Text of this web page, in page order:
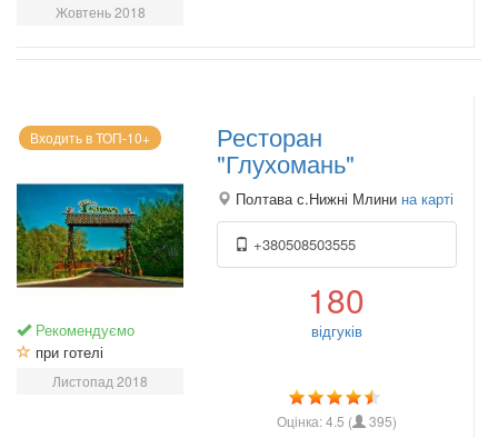
Жовтень 2018
Входить в ТОП-10+
Рекомендуємо
при готелі
Листопад 2018
Ресторан
"Глухомань"
Полтава с.Нижні Млини на карті
+380508503555
180
відгуків
Оцінка:4.5 ( 395)